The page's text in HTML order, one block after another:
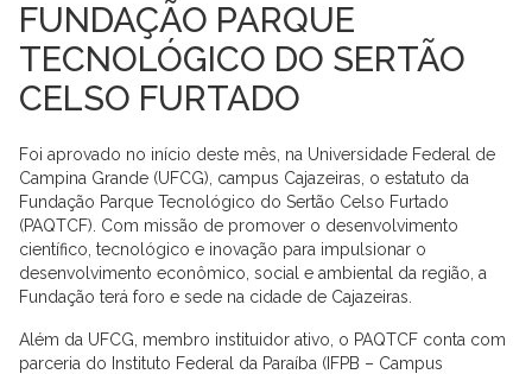
FUNDAÇÃO PARQUE
TECNOLÓGICO DO SERTÃO
CELSO FURTADO
Foi aprovado no início deste mês, na Universidade Federal de
Campina Grande (UFCG), campus Cajazeiras, o estatuto da
Fundação Parque Tecnológico do Sertão Celso Furtado
(PAQTCF). Com missão de promover o desenvolvimento
científico, tecnológico e inovação para impulsionar o
desenvolvimento econômico, social e ambiental da região, a
Fundação terá foro e sede na cidade de Cajazeiras.
Além da UFCG, membro instituidor ativo, o PAQTCF conta com
parceria do Instituto Federal da Paraíba (IFPB – Campus